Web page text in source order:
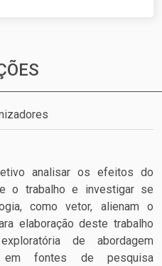
analisar os efeitos do
o trabalho e investigar se
como vetor, alienam o
elaboração deste trabalho
de abordagem
em fontes de pesquisa